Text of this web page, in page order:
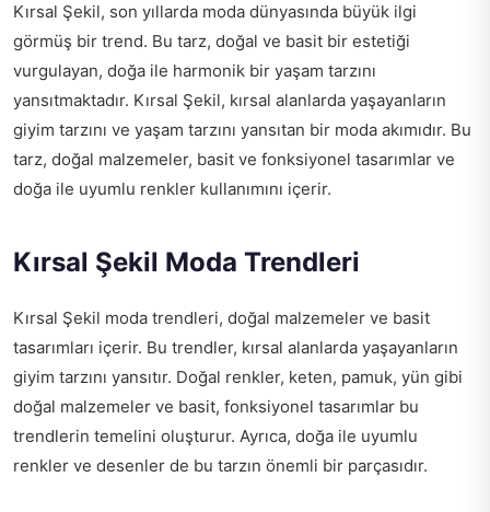
Kırsal Şekil, son yıllarda moda dünyasında büyük ilgi
görmüş bir trend. Bu tarz, doğal ve basit bir estetiği
vurgulayan, doğa ile harmonik bir yaşam tarzını
yansıtmaktadır. Kırsal Şekil, kırsal alanlarda yaşayanların
giyim tarzını ve yaşam tarzını yansıtan bir moda akımıdır. Bu
tarz, doğal malzemeler, basit ve fonksiyonel tasarımlar ve
doğa ile uyumlu renkler kullanımını içerir.
Kırsal Şekil Moda Trendleri
Kırsal Şekil moda trendleri, doğal malzemeler ve basit
tasarımları içerir. Bu trendler, kırsal alanlarda yaşayanların
giyim tarzını yansıtır. Doğal renkler, keten, pamuk, yün gibi
doğal malzemeler ve basit, fonksiyonel tasarımlar bu
trendlerin temelini oluşturur. Ayrıca, doğa ile uyumlu
renkler ve desenler de bu tarzın önemli bir parçasıdır.